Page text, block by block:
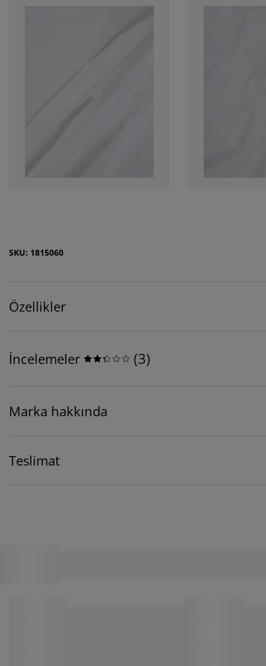
SKU: 1815060
Özellikler
İncelemeler (3)
Marka hakkında
Teslimat